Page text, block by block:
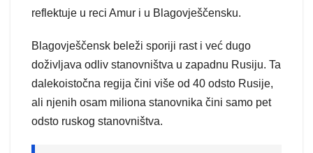
reflektuje u reci Amur i u Blagovješčensku.
Blagovješčensk beleži sporiji rast i već dugo
doživljava odliv stanovništva u zapadnu Rusiju. Ta
dalekoistočna regija čini više od 40 odsto Rusije,
ali njenih osam miliona stanovnika čini samo pet
odsto ruskog stanovništva.